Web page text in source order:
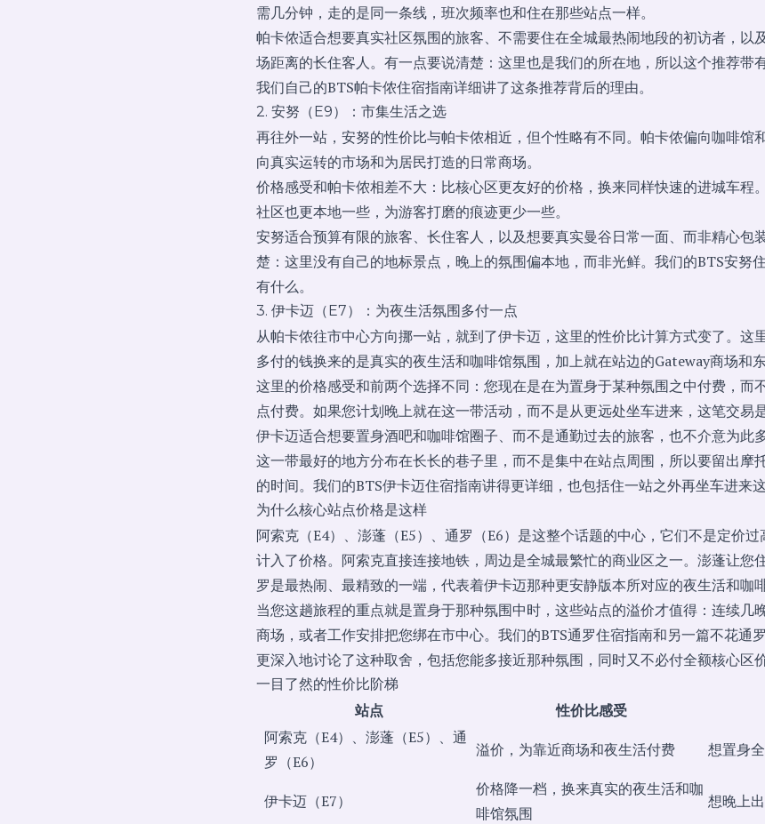
需几分钟，走的是同一条线，班次频率也和住在那些站点一样。
帕卡侬适合想要真实社区氛围的旅客、不需要住在全城最热闹地段的初访者，以
场距离的长住客人。有一点要说清楚：这里也是我们的所在地，所以这个推荐带
我们自己的BTS帕卡侬住宿指南详细讲了这条推荐背后的理由。
2. 安努（E9）：市集生活之选
再往外一站，安努的性价比与帕卡侬相近，但个性略有不同。帕卡侬偏向咖啡馆
向真实运转的市场和为居民打造的日常商场。
价格感受和帕卡侬相差不大：比核心区更友好的价格，换来同样快速的进城车程
社区也更本地一些，为游客打磨的痕迹更少一些。
安努适合预算有限的旅客、长住客人，以及想要真实曼谷日常一面、而非精心包
楚：这里没有自己的地标景点，晚上的氛围偏本地，而非光鲜。我们的BTS安努
有什么。
3. 伊卡迈（E7）：为夜生活氛围多付一点
从帕卡侬往市中心方向挪一站，就到了伊卡迈，这里的性价比计算方式变了。这
多付的钱换来的是真实的夜生活和咖啡馆氛围，加上就在站边的Gateway商场和东
这里的价格感受和前两个选择不同：您现在是在为置身于某种氛围之中付费，而
点付费。如果您计划晚上就在这一带活动，而不是从更远处坐车进来，这笔交易是
伊卡迈适合想要置身酒吧和咖啡馆圈子、而不是通勤过去的旅客，也不介意为此
这一带最好的地方分布在长长的巷子里，而不是集中在站点周围，所以要留出摩
的时间。我们的BTS伊卡迈住宿指南讲得更详细，也包括住一站之外再坐车进来
为什么核心站点价格是这样
阿索克（E4）、澎蓬（E5）、通罗（E6）是这整个话题的中心，它们不是定价
计入了价格。阿索克直接连接地铁，周边是全城最繁忙的商业区之一。澎蓬让您
罗是最热闹、最精致的一端，代表着伊卡迈那种更安静版本所对应的夜生活和咖啡
当您这趟旅程的重点就是置身于那种氛围中时，这些站点的溢价才值得：连续几
商场，或者工作安排把您绑在市中心。我们的BTS通罗住宿指南和另一篇不花通
更深入地讨论了这种取舍，包括您能多接近那种氛围，同时又不必付全额核心区价
一目了然的性价比阶梯
站点 性价比感受
阿索克（E4）、澎蓬（E5）、通
罗（E6）
溢价，为靠近商场和夜生活付费 想置身
伊卡迈（E7）
价格降一档，换来真实的夜生活和咖
啡馆氛围
想晚上